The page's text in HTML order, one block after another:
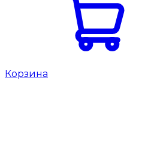
Корзина